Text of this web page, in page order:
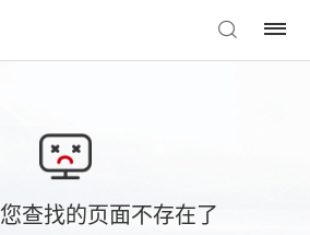
查找的页面不存在了